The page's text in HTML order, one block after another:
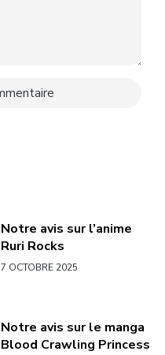
Notre avis sur l’anime
Ruri Rocks
7 OCTOBRE 2025
Notre avis sur le manga
Blood Crawling Princess